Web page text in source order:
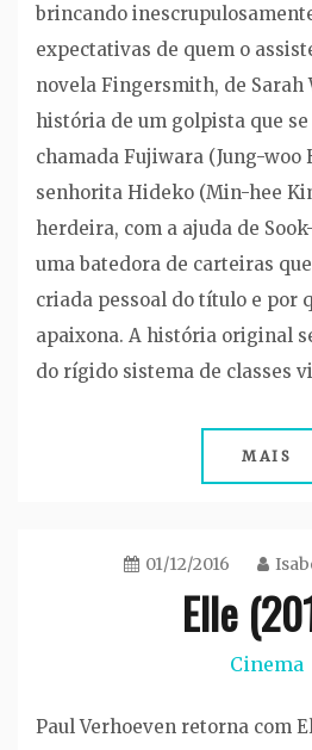
brincando
expectativas de quem o
novela Fingersmith, de Sarah
história de um golpista que
chamada Fujiwara (Jung-woo
senhorita Hideko (Min-hee
herdeira, com a ajuda de
uma batedora de carteiras
criada pessoal do título e por
apaixona. A história original
do rígido sistema de classes
MAIS
01/12/2016
Elle
Cinema
Paul Verhoeven retorna com